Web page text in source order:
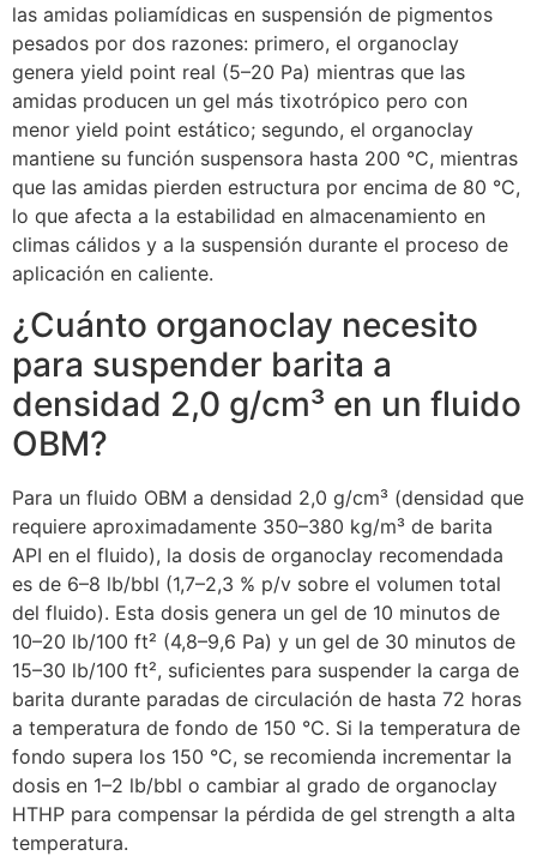
las amidas poliamídicas en suspensión de pigmentos
pesados por dos razones: primero, el organoclay
genera yield point real (5–20 Pa) mientras que las
amidas producen un gel más tixotrópico pero con
menor yield point estático; segundo, el organoclay
mantiene su función suspensora hasta 200 °C, mientras
que las amidas pierden estructura por encima de 80 °C,
lo que afecta a la estabilidad en almacenamiento en
climas cálidos y a la suspensión durante el proceso de
aplicación en caliente.
¿Cuánto organoclay necesito
para suspender barita a
densidad 2,0 g/cm³ en un fluido
OBM?
Para un fluido OBM a densidad 2,0 g/cm³ (densidad que
requiere aproximadamente 350–380 kg/m³ de barita
API en el fluido), la dosis de organoclay recomendada
es de 6–8 lb/bbl (1,7–2,3 % p/v sobre el volumen total
del fluido). Esta dosis genera un gel de 10 minutos de
10–20 lb/100 ft² (4,8–9,6 Pa) y un gel de 30 minutos de
15–30 lb/100 ft², suficientes para suspender la carga de
barita durante paradas de circulación de hasta 72 horas
a temperatura de fondo de 150 °C. Si la temperatura de
fondo supera los 150 °C, se recomienda incrementar la
dosis en 1–2 lb/bbl o cambiar al grado de organoclay
HTHP para compensar la pérdida de gel strength a alta
temperatura.